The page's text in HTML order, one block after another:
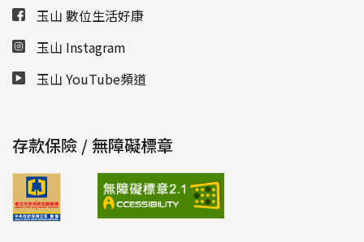
玉山 數位生活好康
玉山 Instagram
玉山 YouTube頻道
存款保險 / 無障礙標章